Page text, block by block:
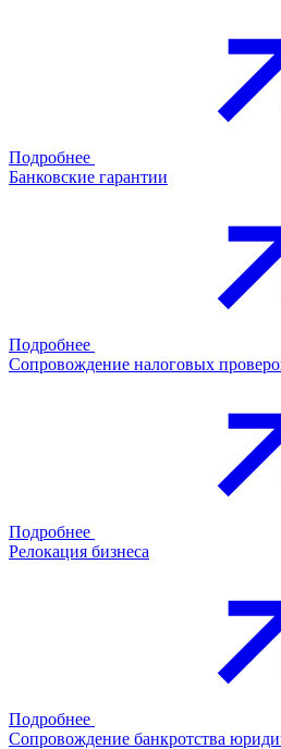
Подробнее
Банковские гарантии
Подробнее
Сопровождение налоговых
Подробнее
Релокация бизнеса
Подробнее
Сопровождение банкротства